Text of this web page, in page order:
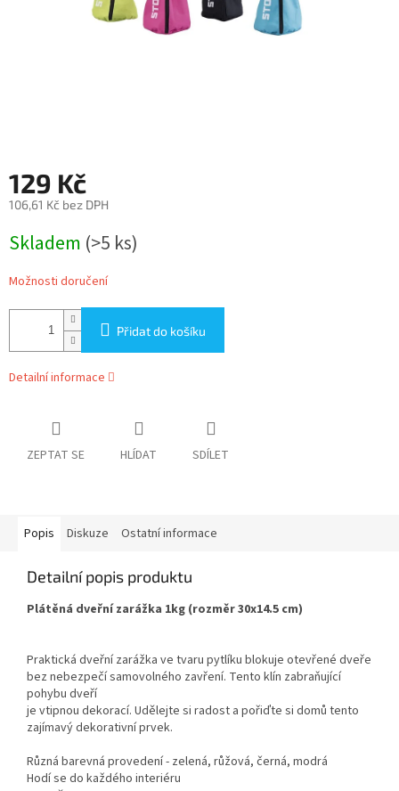
129 Kč
106,61 Kč bez DPH
cena:
Skladem (>5 ks)
Možnosti doručení
Přidat do košíku
Detailní informace
ZEPTAT SE HLÍDAT SDÍLET
Popis Diskuze Ostatní informace
Detailní popis produktu
Plátěná dveřní zarážka 1kg (rozměr 30x14.5 cm)
Praktická dveřní zarážka ve tvaru pytlíku blokuje otevřené dveře
bez nebezpečí samovolného zavření. Tento klín zabraňující
pohybu dveří
je vtipnou dekorací. Udělejte si radost a pořiďte si domů tento
zajímavý dekorativní prvek.
Různá barevná provedení - zelená, růžová, černá, modrá
Hodí se do každého interiéru